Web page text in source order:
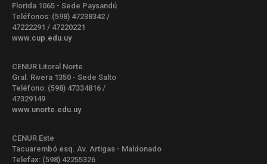
Florida 1065 - Sede Paysandú
Teléfonos: (598) 47238342 /
47222291 / 47220221
www.cup.edu.uy
CENUR Litoral Norte
Gral. Rivera 1350 - Sede Salto
Teléfono: (598) 47334816 /
47329149
www.unorte.edu.uy
CENUR Este
Tacuarembó esq. Av. Artigas - Maldonado
Telefax: (598) 42255326